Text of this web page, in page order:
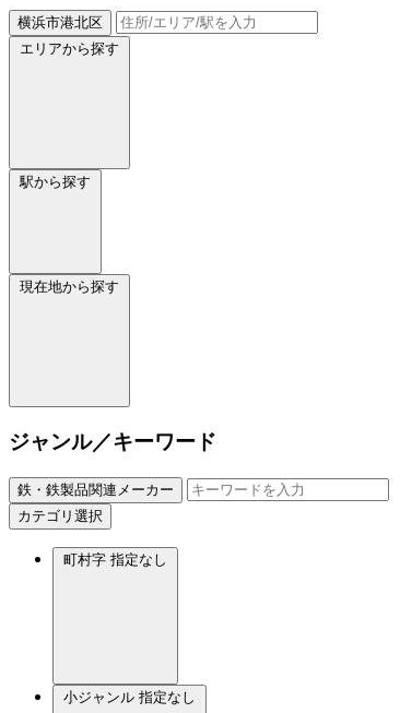
横浜市港北区
エリアから探す
駅から探す
現在地から探す
ジャンル／キーワード
鉄・鉄製品関連メーカー
カテゴリ選択
町村字 指定なし
小ジャンル 指定なし